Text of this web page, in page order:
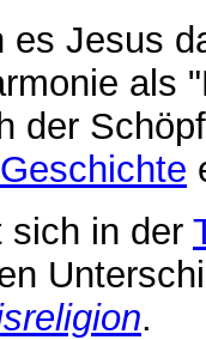
es Jesus
als
der
sich in der
.